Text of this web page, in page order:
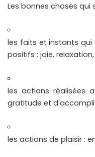
Les bonnes choses qui
les faits et instants
positifs : joie,
les actions réalisées
gratitude et
les actions de plaisir :